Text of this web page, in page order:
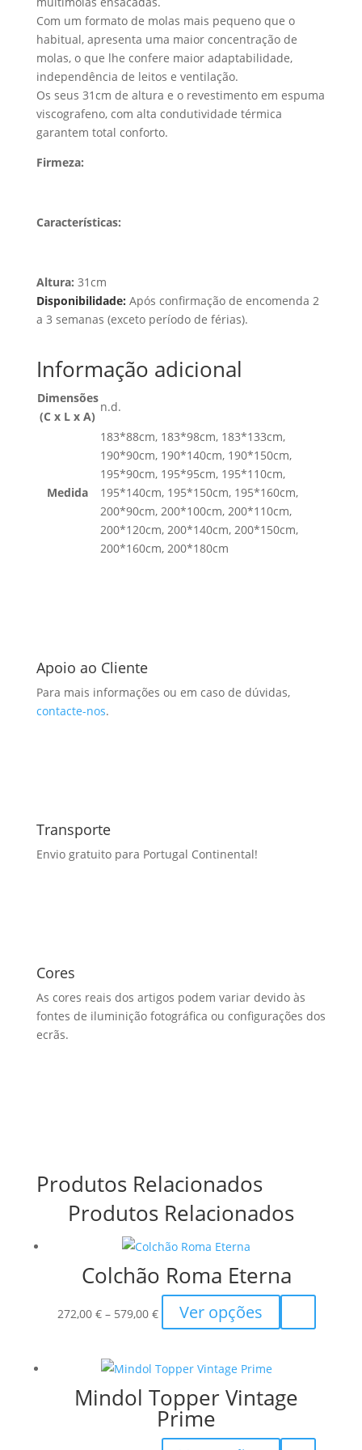
Com um formato de molas mais pequeno que o
habitual, apresenta uma maior concentração de
molas, o que lhe confere maior adaptabilidade,
independência de leitos e ventilação.
Os seus 31cm de altura e o revestimento em espuma
viscografeno, com alta condutividade térmica
garantem total conforto.
Firmeza:
Características:
Altura: 31cm
Disponibilidade: Após confirmação de encomenda 2
a 3 semanas (exceto período de férias).
Informação adicional
Dimensões
(C x L x A)
n.d.
Medida
183*88cm, 183*98cm, 183*133cm,
190*90cm, 190*140cm, 190*150cm,
195*90cm, 195*95cm, 195*110cm,
195*140cm, 195*150cm, 195*160cm,
200*90cm, 200*100cm, 200*110cm,
200*120cm, 200*140cm, 200*150cm,
200*160cm, 200*180cm
Apoio ao Cliente
Para mais informações ou em caso de dúvidas,
contacte-nos.
Transporte
Envio gratuito para Portugal Continental!
Cores
As cores reais dos artigos podem variar devido às
fontes de iluminição fotográfica ou configurações dos
ecrãs.
Produtos Relacionados
Produtos Relacionados
Colchão Roma Eterna
272,00 € – 579,00 €Price
range:
through
579,00 €
Ver opções
product
variants.
The
options
Mindol Topper Vintage
Prime